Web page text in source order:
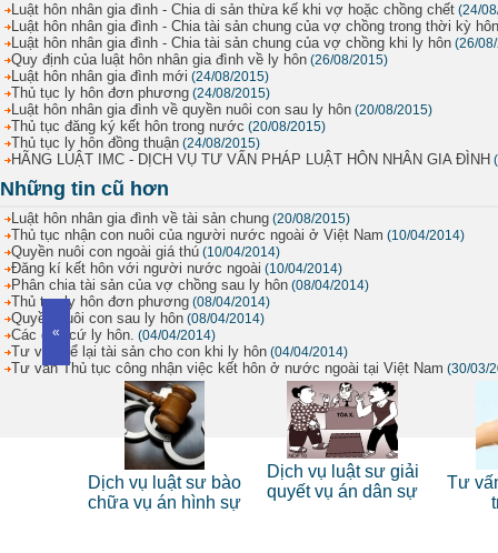
Luật hôn nhân gia đình - Chia di sản thừa kế khi vợ hoặc chồng chết (24/
Luật hôn nhân gia đình - Chia tài sản chung của vợ chồng trong thời kỳ
Luật hôn nhân gia đình - Chia tài sản chung của vợ chồng khi ly hôn (26/
Quy định của luật hôn nhân gia đình về ly hôn (26/08/2015)
Luật hôn nhân gia đình mới (24/08/2015)
Thủ tục ly hôn đơn phương (24/08/2015)
Luật hôn nhân gia đình về quyền nuôi con sau ly hôn (20/08/2015)
Thủ tục đăng ký kết hôn trong nước (20/08/2015)
Thủ tục ly hôn đồng thuận (24/08/2015)
HÃNG LUẬT IMC - DỊCH VỤ TƯ VẤN PHÁP LUẬT HÔN NHÂN GIA ĐÌNH
Những tin cũ hơn
Luật hôn nhân gia đình về tài sản chung (20/08/2015)
Thủ tục nhận con nuôi của người nước ngoài ở Việt Nam (10/04/2014)
Quyền nuôi con ngoài giá thú (10/04/2014)
Đăng kí kết hôn với người nước ngoài (10/04/2014)
Phân chia tài sản của vợ chồng sau ly hôn (08/04/2014)
Thủ tục ly hôn đơn phương (08/04/2014)
Quyền nuôi con sau ly hôn (08/04/2014)
Các căn cứ ly hôn. (04/04/2014)
Tư vấn để lại tài sản cho con khi ly hôn (04/04/2014)
Tư vấn Thủ tục công nhận việc kết hôn ở nước ngoài tại Việt Nam (30/03/
«
Dịch vụ luật sư bào
chữa vụ án hình sự
Dịch vụ luật sư giải
quyết vụ án dân sự
Tư